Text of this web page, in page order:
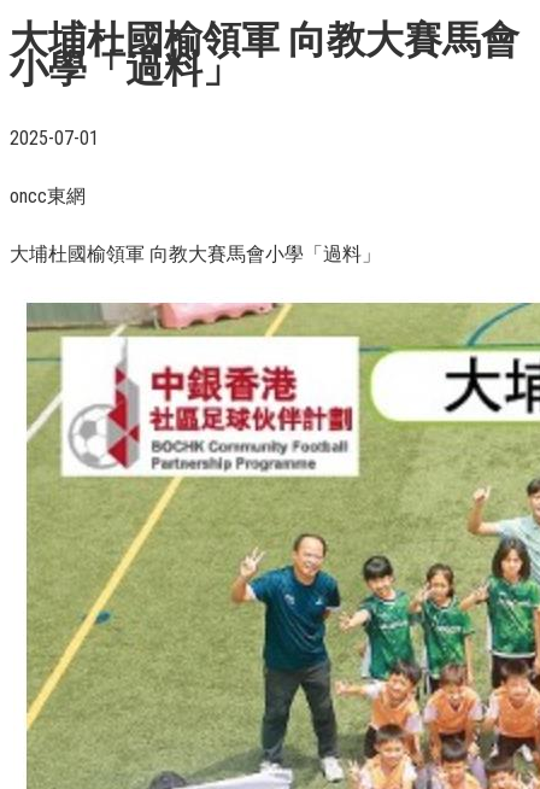
大埔杜國榆領軍 向教大賽馬會
小學「過料」
2025-07-01
oncc東網
大埔杜國榆領軍 向教大賽馬會小學「過料」